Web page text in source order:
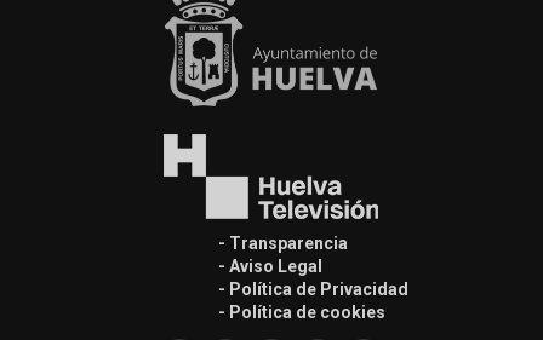
- Transparencia
- Aviso Legal
- Política de Privacidad
- Política de cookies